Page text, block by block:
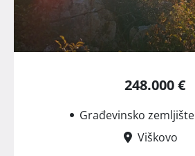
248.000 €
Građevinsko zemljište
Viškovo